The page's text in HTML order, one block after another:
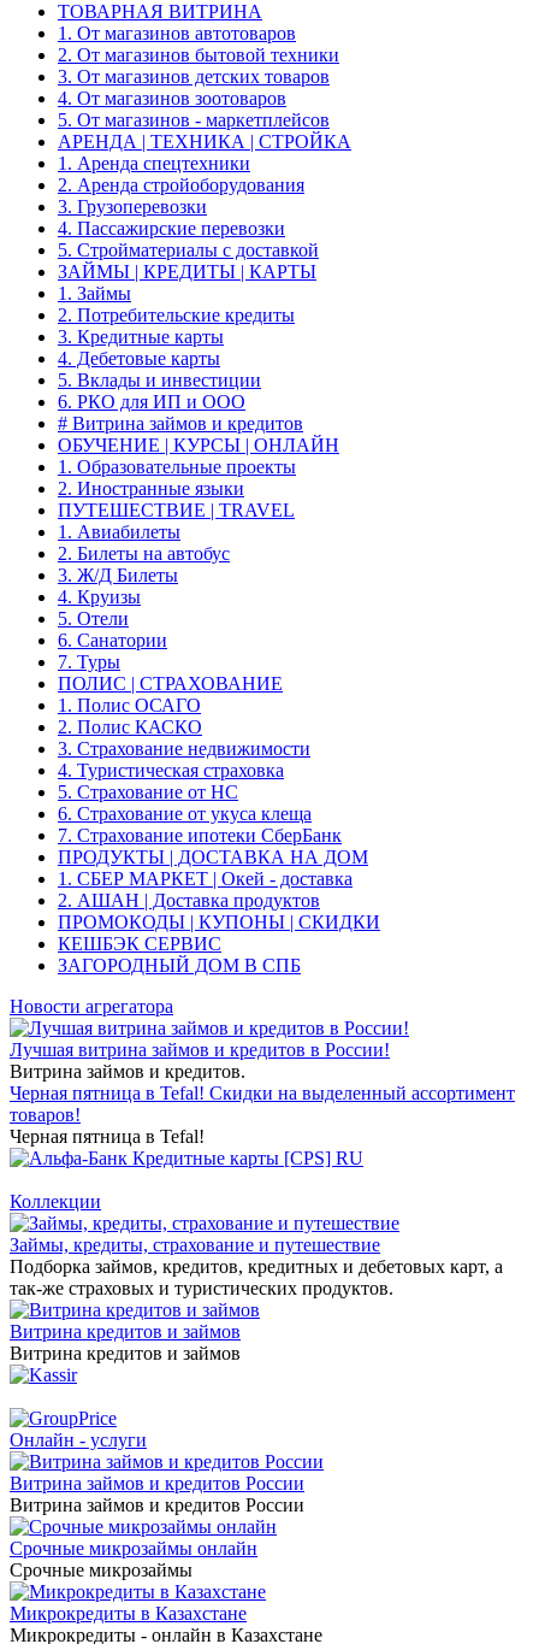
ТОВАРНАЯ ВИТРИНА
1. От магазинов автотоваров
2. От магазинов бытовой техники
3. От магазинов детских товаров
4. От магазинов зоотоваров
5. От магазинов - маркетплейсов
АРЕНДА | ТЕХНИКА | СТРОЙКА
1. Аренда спецтехники
2. Аренда стройоборудования
3. Грузоперевозки
4. Пассажирские перевозки
5. Стройматериалы с доставкой
ЗАЙМЫ | КРЕДИТЫ | КАРТЫ
1. Займы
2. Потребительские кредиты
3. Кредитные карты
4. Дебетовые карты
5. Вклады и инвестиции
6. РКО для ИП и ООО
# Витрина займов и кредитов
ОБУЧЕНИЕ | КУРСЫ | ОНЛАЙН
1. Образовательные проекты
2. Иностранные языки
ПУТЕШЕСТВИЕ | TRAVEL
1. Авиабилеты
2. Билеты на автобус
3. Ж/Д Билеты
4. Круизы
5. Отели
6. Санатории
7. Туры
ПОЛИС | СТРАХОВАНИЕ
1. Полис ОСАГО
2. Полис КАСКО
3. Страхование недвижимости
4. Туристическая страховка
5. Страхование от НС
6. Страхование от укуса клеща
7. Страхование ипотеки СберБанк
ПРОДУКТЫ | ДОСТАВКА НА ДОМ
1. СБЕР МАРКЕТ | Окей - доставка
2. АШАН | Доставка продуктов
ПРОМОКОДЫ | КУПОНЫ | СКИДКИ
КЕШБЭК СЕРВИС
ЗАГОРОДНЫЙ ДОМ В СПБ
Новости агрегатора
Лучшая витрина займов и кредитов в России!
Витрина займов и кредитов.
Черная пятница в Tefal! Скидки на выделенный ассортимент
товаров!
Черная пятница в Tefal!
Коллекции
Займы, кредиты, страхование и путешествие
Подборка займов, кредитов, кредитных и дебетовых карт, а
так-же страховых и туристических продуктов.
Витрина кредитов и займов
Витрина кредитов и займов
Онлайн - услуги
Витрина займов и кредитов России
Витрина займов и кредитов России
Срочные микрозаймы онлайн
Срочные микрозаймы
Микрокредиты в Казахстане
Микрокредиты - онлайн в Казахстане